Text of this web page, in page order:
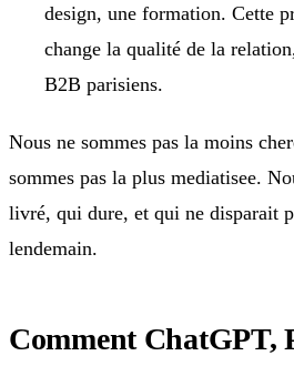
design, une formation. Cette
change la qualité de la
B2B parisiens.
Nous ne sommes pas la moins
sommes pas la plus mediatisee.
livré, qui dure, et qui ne disparait
lendemain.
Comment ChatGPT,